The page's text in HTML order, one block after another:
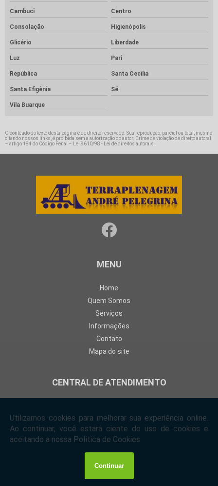
Cambuci Centro
Consolação Higienópolis
Glicério Liberdade
Luz Pari
República Santa Cecília
Santa Efigênia Sé
Vila Buarque
O conteúdo do texto desta página é de direito reservado. Sua reprodução, parcial ou total, mesmo
citando nossos links, é proibida sem a autorização do autor. Crime de violação de direito autoral
– artigo 184 do Código Penal – Lei 9610/98 - Lei de direitos autorais.
MENU
Home
Quem Somos
Serviços
Informações
Contato
Mapa do site
CENTRAL DE ATENDIMENTO
03169-030
(11) 2692-6723
(11) 2698-6007
(11) 97699-9246
contato@andrepelegrina.com.br